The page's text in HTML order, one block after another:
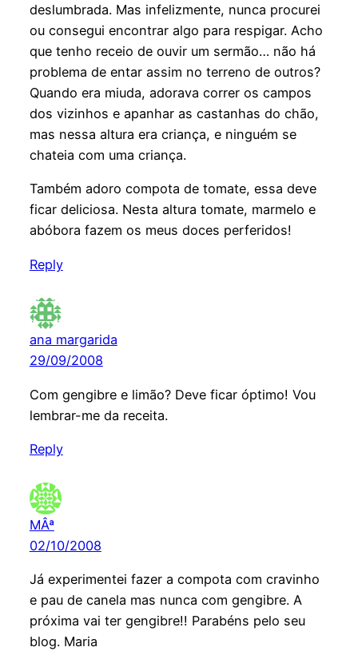
deslumbrada. Mas infelizmente, nunca procurei
ou consegui encontrar algo para respigar. Acho
que tenho receio de ouvir um sermão… não há
problema de entar assim no terreno de outros?
Quando era miuda, adorava correr os campos
dos vizinhos e apanhar as castanhas do chão,
mas nessa altura era criança, e ninguém se
chateia com uma criança.
Também adoro compota de tomate, essa deve
ficar deliciosa. Nesta altura tomate, marmelo e
abóbora fazem os meus doces perferidos!
Reply
ana margarida
29/09/2008
Com gengibre e limão? Deve ficar óptimo! Vou
lembrar-me da receita.
Reply
MÂª
02/10/2008
Já experimentei fazer a compota com cravinho
e pau de canela mas nunca com gengibre. A
próxima vai ter gengibre!! Parabéns pelo seu
blog. Maria